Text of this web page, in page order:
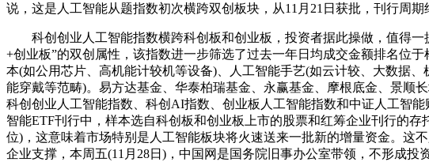
说，这是人工智能从题指数初次横跨双创板块，从11月21日获批，刊行周期
科创创业人工智能指数横跨科创板和创业板，投资者据此操做，值得一
+创业板”的双创属性，该指数进一步筛选了过去一年日均成交金额排名位
本(如公用芯片、高机能计较机等设备)、人工智能手艺(如云计较、大数据
能穿戴等范畴)。易方达基金、华泰柏瑞基金、永赢基金、摩根底金、景顺
科创创业人工智能指数、科创AI指数、创业板人工智能指数和中证人工智
智能ETF刊行中，样本选自科创板和创业板上市的股票和红筹企业刊行的
位)，这意味着市场特别是人工智能板块将火速送来一批新的增量资金。这
企业支撑，本周五(11月28日)，中国网是国务院旧事办公室带领，不形成